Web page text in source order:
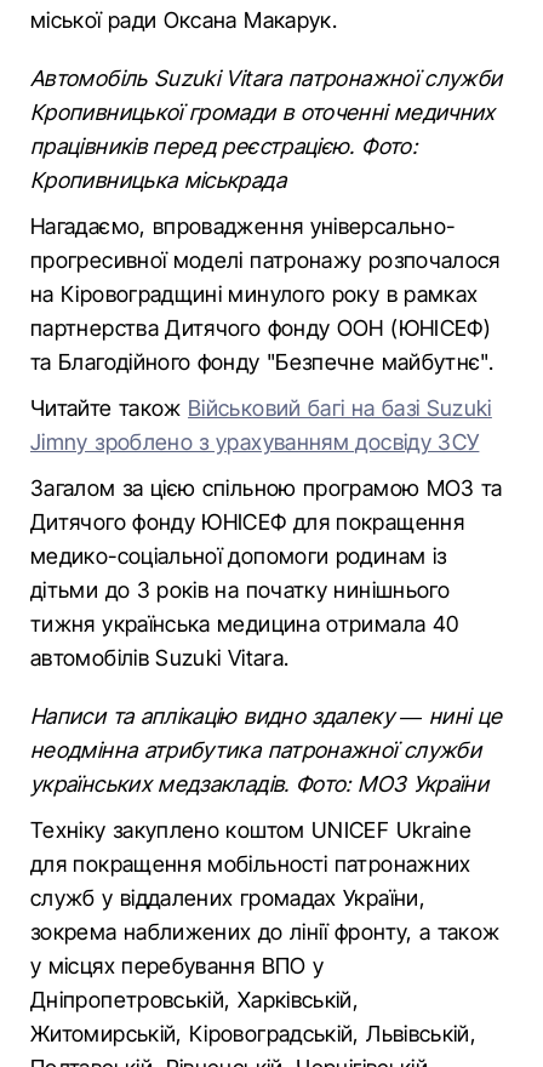
міської ради Оксана Макарук.
Автомобіль Suzuki Vitarа патронажної служби
Кропивницької громади в оточенні медичних
працівників перед реєстрацією. Фото:
Кропивницька міськрада
Нагадаємо, впровадження універсально-
прогресивної моделі патронажу розпочалося
на Кіровоградщині минулого року в рамках
партнерства Дитячого фонду ООН (ЮНІСЕФ)
та Благодійного фонду "Безпечне майбутнє".
Читайте також Військовий багі на базі Suzuki
Jimny зроблено з урахуванням досвіду ЗСУ
Загалом за цією спільною програмою МОЗ та
Дитячого фонду ЮНІСЕФ для покращення
медико-соціальної допомоги родинам із
дітьми до 3 років на початку нинішнього
тижня українська медицина отримала 40
автомобілів Suzuki Vitarа.
Написи та аплікацію видно здалеку — нині це
неодмінна атрибутика патронажної служби
українських медзакладів. Фото: МОЗ України
Техніку закуплено коштом UNICEF Ukraine
для покращення мобільності патронажних
служб у віддалених громадах України,
зокрема наближених до лінії фронту, а також
у місцях перебування ВПО у
Дніпропетровській, Харківській,
Житомирській, Кіровоградській, Львівській,